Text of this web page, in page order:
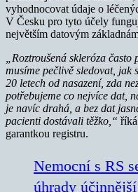
vyhodnocovat údaje o
V Česku pro tyto účely
největším datovým
„Roztroušená skleróza
musíme pečlivě sledovat, jak
20 letech od nasazení, zda
potřebujeme co nejvíce dat,
je navíc drahá, a bez dat
pacienti dostávali těžko,“
garantkou registru.
Nemocní s RS
úhrady